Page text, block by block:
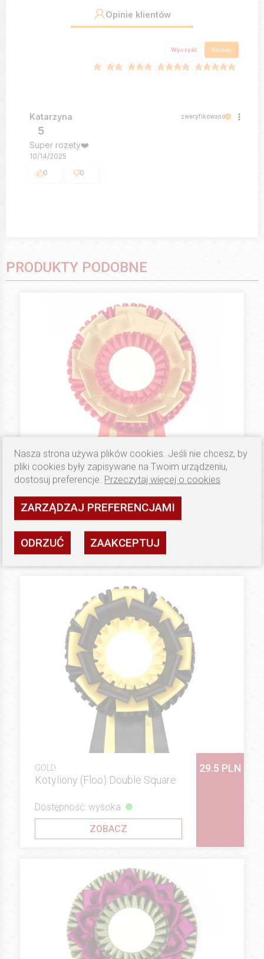
Opinie klientów
Wyczyść Szukaj
Katarzyna zweryfikowano
5
Super rozety❤️
10/14/2025
0
0
PRODUKTY PODOBNE
GOLD
Kotyliony (Floo) Olympia
29.9 PLN
Dostępność: wysoka
ZOBACZ
GOLD
Kotyliony (Floo) Double Square
29.5 PLN
Dostępność: wysoka
ZOBACZ
Nasza strona używa plików cookies. Jeśli nie chcesz, by
pliki cookies były zapisywane na Twoim urządzeniu,
dostosuj preferencje. Przeczytaj więcej o cookies
ZARZĄDZAJ PREFERENCJAMI
ODRZUĆ ZAAKCEPTUJ